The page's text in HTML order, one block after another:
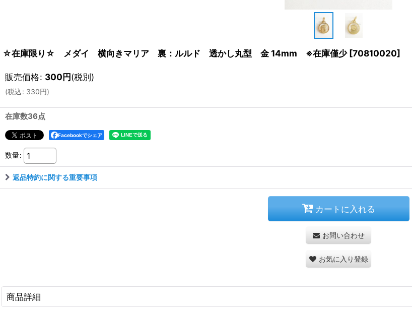
☆在庫限り☆ メダイ 横向きマリア 裏：ルルド 透かし丸型 金 14mm ※在庫僅少 [70810020]
販売価格: 300円(税別)
(税込: 330円)
在庫数36点
Facebookでシェア
数量:
返品特約に関する重要事項
カートに入れる
お問い合わせ
お気に入り登録
商品詳細